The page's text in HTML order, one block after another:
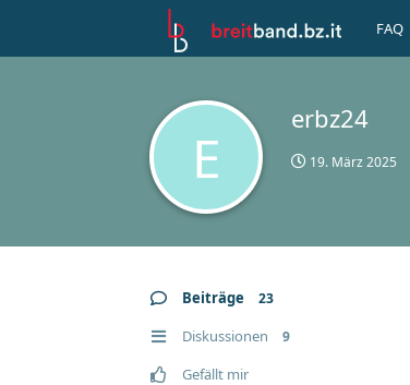
FAQ
E
erbz24
19. März 2025
Beiträge 23
Diskussionen 9
Gefällt mir